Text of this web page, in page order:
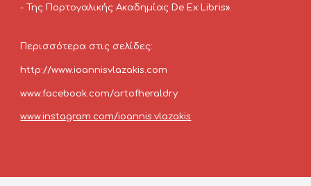
- Της Πορτογαλικής Ακαδημίας De Ex Libris».
Περισσότερα στις σελίδες:
http://www.ioannisvlazakis.com
www.facebook.com/artofheraldry
www.instagram.com/ioannis.vlazakis